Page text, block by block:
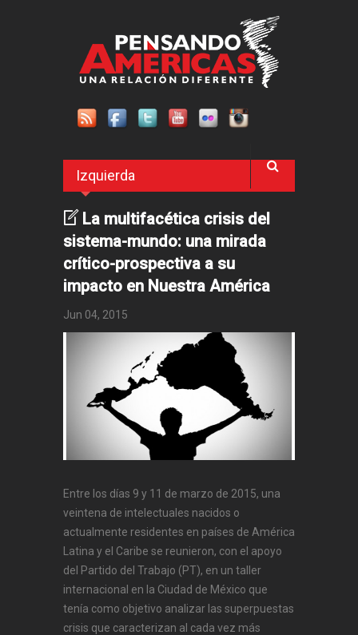
Izquierda
La multifacética crisis del
sistema-mundo: una mirada
crítico-prospectiva a su
impacto en Nuestra América
Jun 04, 2015
Entre los días 9 y 11 de marzo de 2015, una
veintena de intelectuales nacidos o
actualmente residentes en países de América
Latina y el Caribe se reunieron, con el apoyo
del Partido del Trabajo (PT), en un taller
internacional en la Ciudad de México que
tenía como objetivo analizar las superpuestas
crisis que caracterizan al cada vez más